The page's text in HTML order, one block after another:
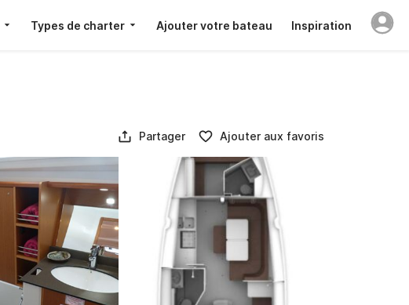
Types de charter Ajouter votre bateau Inspiration
Partager Ajouter aux favoris